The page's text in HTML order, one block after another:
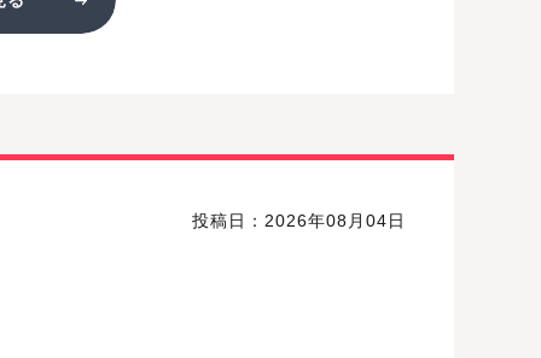
投稿日：2026年08月04日